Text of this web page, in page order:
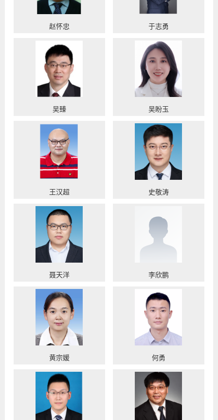
赵怀忠 于志勇
吴臻 吴盼玉
王汉超 史敬涛
聂天洋 李欣鹏
黄宗媛 何勇